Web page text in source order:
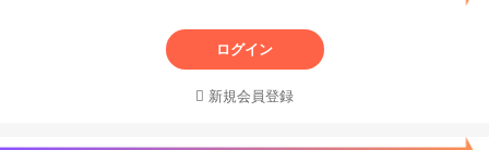
ログイン
新規会員登録